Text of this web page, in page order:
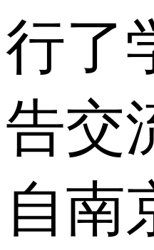
行了
告交
自南